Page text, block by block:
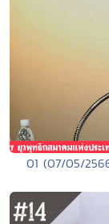
01 (07/05/